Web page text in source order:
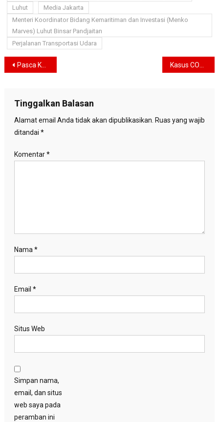
Luhut
Media Jakarta
Menteri Koordinator Bidang Kemaritiman dan Investasi (Menko
Marves) Luhut Binsar Pandjaitan
Perjalanan Transportasi Udara
Navigasi
Pasca Kalah dari Bali United, Persija Jakarta Bertekad Menangi Enam Laga Terakhir
Tinggalkan Balasan
Alamat email Anda tidak akan dipublikasikan. Ruas yang wajib
ditandai *
Komentar*
Nama *
Email *
Situs Web
Simpan nama,
email, dan situs
web saya pada
peramban ini